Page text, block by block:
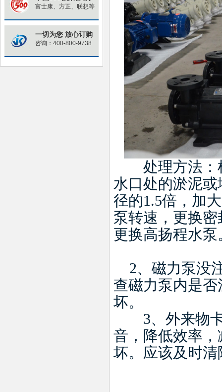
富士康、方正、联想等
一切为您 放心订购
咨询：400-800-9738
处理方法：检
水口处的淤泥
径的1.5倍，加
泵转速，更换
更换高扬程水泵
2、磁力泵没
查磁力泵内是
坏。
3、外来物
音，降低效率
坏。应该及时